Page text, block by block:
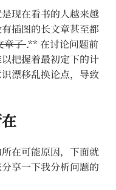
现在看书的人越来越
插图的长文章甚至都
章了.** 在讨论问题前
把握着最初定下的计
漂移乱换论点，导致
在可能原因，下面就
享一下我分析问题的